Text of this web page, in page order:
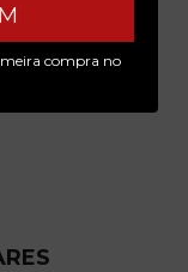
compra no